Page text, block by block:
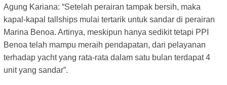
Agung Kariana: “Setelah perairan tampak bersih, maka
kapal-kapal tallships mulai tertarik untuk sandar di perairan
Marina Benoa. Artinya, meskipun hanya sedikit tetapi PPI
Benoa telah mampu meraih pendapatan, dari pelayanan
terhadap yacht yang rata-rata dalam satu bulan terdapat 4
unit yang sandar”.